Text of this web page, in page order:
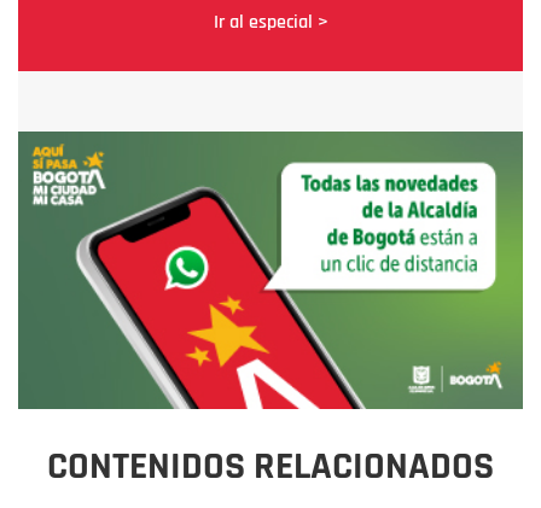
Ir al especial >
CONTENIDOS RELACIONADOS